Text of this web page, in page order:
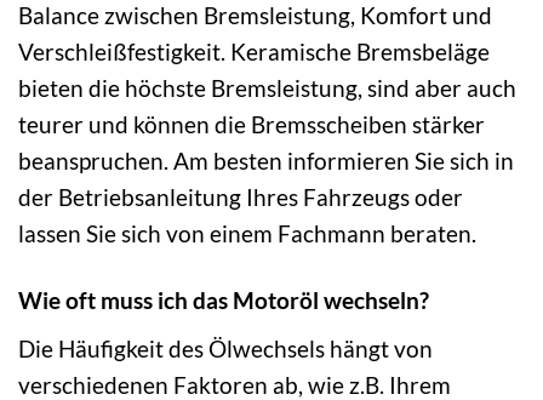
Balance zwischen Bremsleistung, Komfort und
Verschleißfestigkeit. Keramische Bremsbeläge
bieten die höchste Bremsleistung, sind aber auch
teurer und können die Bremsscheiben stärker
beanspruchen. Am besten informieren Sie sich in
der Betriebsanleitung Ihres Fahrzeugs oder
lassen Sie sich von einem Fachmann beraten.
Wie oft muss ich das Motoröl wechseln?
Die Häufigkeit des Ölwechsels hängt von
verschiedenen Faktoren ab, wie z.B. Ihrem